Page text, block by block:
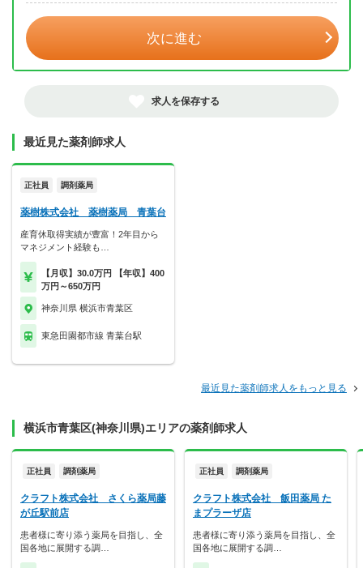
次に進む
求人を保存する
最近見た薬剤師求人
正社員 調剤薬局
薬樹株式会社 薬樹薬局 青葉台
産育休取得実績が豊富！2年目から
マネジメント経験も…
【月収】30.0万円 【年収】400
万円～650万円
神奈川県 横浜市青葉区
東急田園都市線 青葉台駅
最近見た薬剤師求人をもっと見る
横浜市青葉区(神奈川県)エリアの薬剤師求人
正社員 調剤薬局
クラフト株式会社 さくら薬局藤
が丘駅前店
患者様に寄り添う薬局を目指し、全
国各地に展開する調…
正社員 調剤薬局
クラフト株式会社 飯田薬局 た
まプラーザ店
患者様に寄り添う薬局を目指し、全
国各地に展開する調…